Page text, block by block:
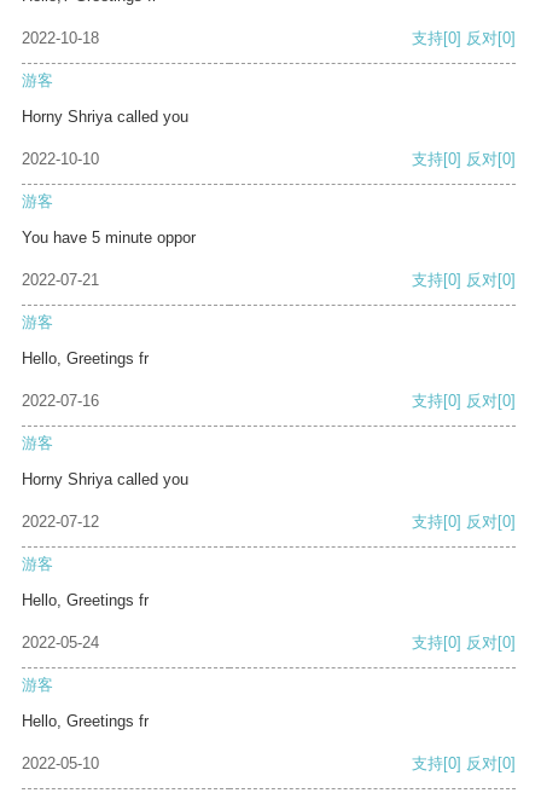
2022-10-18 支持[0] 反对[0]
游客
Horny Shriya called you
2022-10-10 支持[0] 反对[0]
游客
You have 5 minute oppor
2022-07-21 支持[0] 反对[0]
游客
Hello, Greetings fr
2022-07-16 支持[0] 反对[0]
游客
Horny Shriya called you
2022-07-12 支持[0] 反对[0]
游客
Hello, Greetings fr
2022-05-24 支持[0] 反对[0]
游客
Hello, Greetings fr
2022-05-10 支持[0] 反对[0]